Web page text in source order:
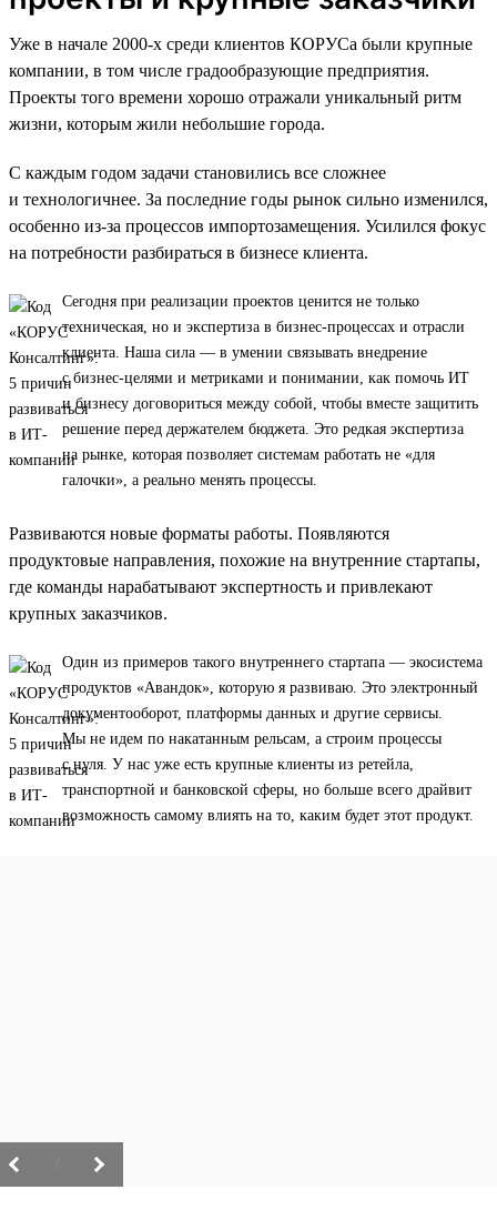
Уже в начале 2000-х среди клиентов КОРУСа были крупные
компании, в том числе градообразующие предприятия.
Проекты того времени хорошо отражали уникальный ритм
жизни, которым жили небольшие города.
С каждым годом задачи становились все сложнее
и технологичнее. За последние годы рынок сильно изменился,
особенно из-за процессов импортозамещения. Усилился фокус
на потребности разбираться в бизнесе клиента.
Сегодня при реализации проектов ценится не только
техническая, но и экспертиза в бизнес-процессах и отрасли
клиента. Наша сила — в умении связывать внедрение
с бизнес-целями и метриками и понимании, как помочь ИТ
и бизнесу договориться между собой, чтобы вместе защитить
решение перед держателем бюджета. Это редкая экспертиза
на рынке, которая позволяет системам работать не «для
галочки», а реально менять процессы.
Развиваются новые форматы работы. Появляются
продуктовые направления, похожие на внутренние стартапы,
где команды нарабатывают экспертность и привлекают
крупных заказчиков.
Один из примеров такого внутреннего стартапа — экосистема
продуктов «Авандок», которую я развиваю. Это электронный
документооборот, платформы данных и другие сервисы.
Мы не идем по накатанным рельсам, а строим процессы
с нуля. У нас уже есть крупные клиенты из ретейла,
транспортной и банковской сферы, но больше всего драйвит
возможность самому влиять на то, каким будет этот продукт.